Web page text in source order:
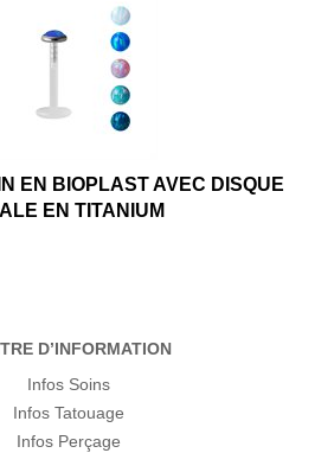
EN BIOPLAST AVEC DISQUE
EN TITANIUM
D’INFORMATION
Infos Soins
Infos Tatouage
Infos Perçage